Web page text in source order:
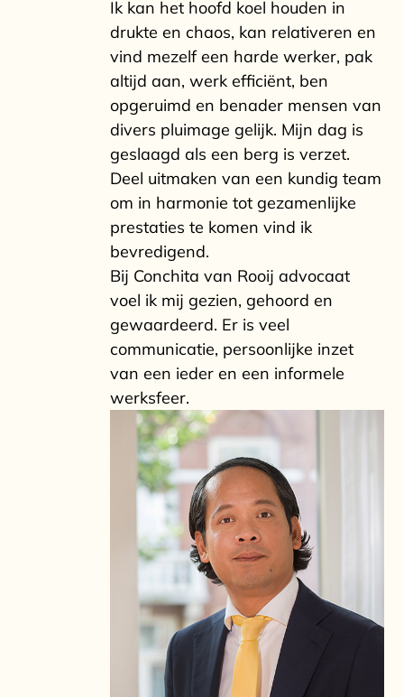
Ik kan het hoofd koel houden in
drukte en chaos, kan relativeren en
vind mezelf een harde werker, pak
altijd aan, werk efficiënt, ben
opgeruimd en benader mensen van
divers pluimage gelijk. Mijn dag is
geslaagd als een berg is verzet.
Deel uitmaken van een kundig team
om in harmonie tot gezamenlijke
prestaties te komen vind ik
bevredigend.
Bij Conchita van Rooij advocaat
voel ik mij gezien, gehoord en
gewaardeerd. Er is veel
communicatie, persoonlijke inzet
van een ieder en een informele
werksfeer.